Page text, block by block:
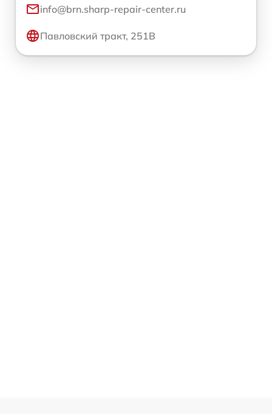
info@brn.sharp-repair-center.ru
Павловский тракт, 251В